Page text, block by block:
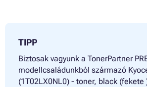
TIPP
Biztosak vagyunk a TonerPartner
modellcsaládunkból származó
(1T02LX0NL0) - toner, black